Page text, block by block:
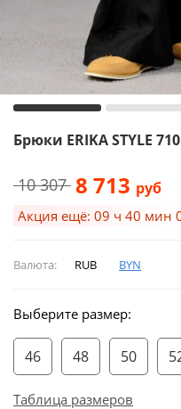
Брюки ERIKA STYLE
10 307 8 713 руб
Акция ещё: 09 ч 40 мин
Валюта: RUB BYN
Выберите размер:
46 48 50
Таблица размеров